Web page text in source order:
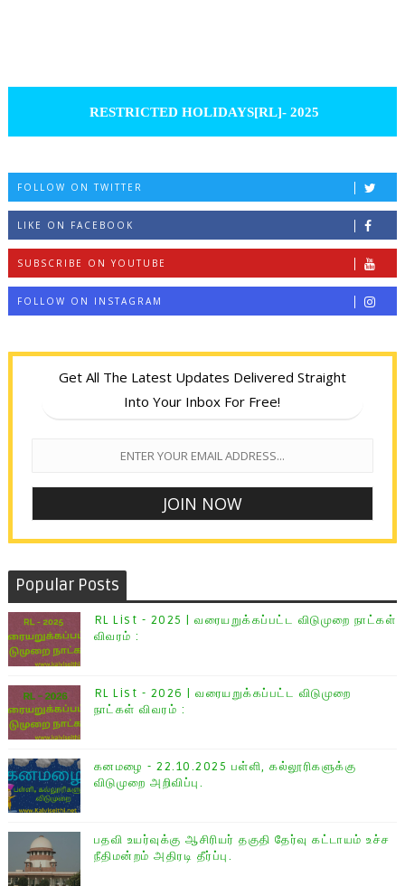
RESTRICTED HOLIDAYS[RL]- 2025
FOLLOW ON TWITTER
LIKE ON FACEBOOK
SUBSCRIBE ON YOUTUBE
FOLLOW ON INSTAGRAM
Get All The Latest Updates Delivered Straight
Into Your Inbox For Free!
Popular Posts
RL List - 2025 | வரையறுக்கப்பட்ட விடுமுறை நாட்கள்
விவரம் :
RL List - 2026 | வரையறுக்கப்பட்ட விடுமுறை
நாட்கள் விவரம் :
கனமழை - 22.10.2025 பள்ளி, கல்லூரிகளுக்கு
விடுமுறை அறிவிப்பு.
பதவி உயர்வுக்கு ஆசிரியர் தகுதி தேர்வு கட்டாயம் உச்ச
நீதிமன்றம் அதிரடி தீர்ப்பு.